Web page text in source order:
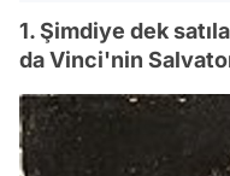
1. Şimdiye dek
da Vinci'nin